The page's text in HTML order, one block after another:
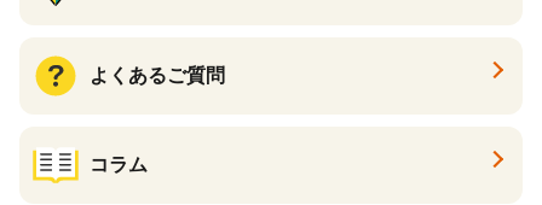
よくあるご質問
コラム